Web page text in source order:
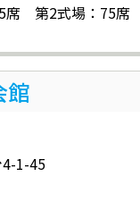
席 第2式場：75席
館
1-45